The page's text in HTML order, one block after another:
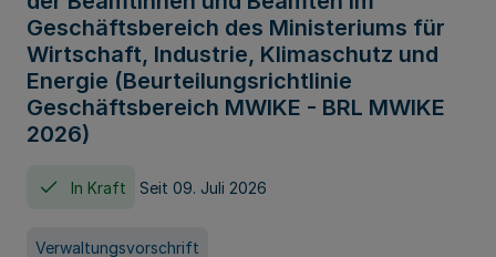
Geschäftsbereich des Ministeriums für
Wirtschaft, Industrie, Klimaschutz und
Energie (Beurteilungsrichtlinie
Geschäftsbereich MWIKE - BRL MWIKE
2026)
In Kraft Seit 09. Juli 2026
Verwaltungsvorschrift